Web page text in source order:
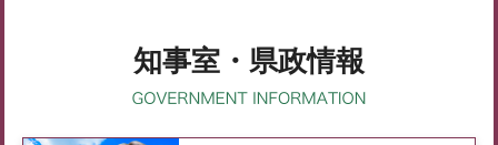
知事室・県政情報